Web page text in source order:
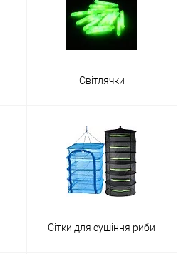
Світлячки
Сітки для сушіння риби